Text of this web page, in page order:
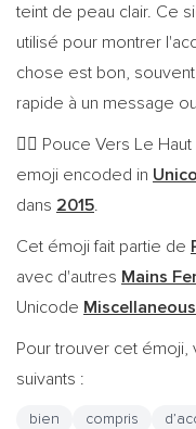
teint de peau clair. Ce
utilisé pour montrer
chose est bon,
rapide à un message
👍🏻 Pouce Vers Le
emoji encoded in
dans 2015.
Cet émoji fait partie de
avec d'autres Mains
Unicode
Pour trouver cet
suivants :
bien compris